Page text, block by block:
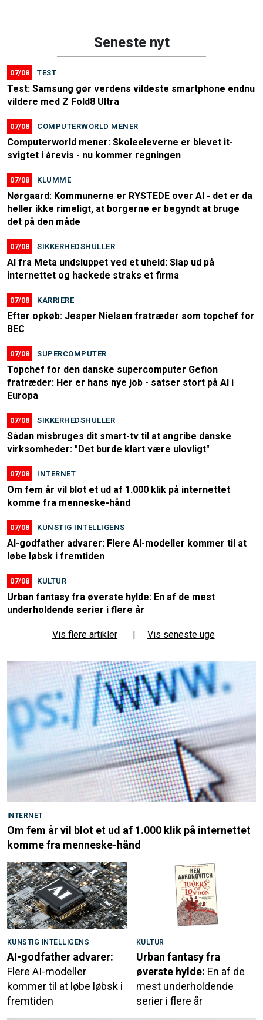
Seneste nyt
07/08 TEST
Test: Samsung gør verdens vildeste smartphone endnu
vildere med Z Fold8 Ultra
07/08 COMPUTERWORLD MENER
Computerworld mener: Skoleeleverne er blevet it-
svigtet i årevis - nu kommer regningen
07/08 KLUMME
Nørgaard: Kommunerne er RYSTEDE over AI - det er da
heller ikke rimeligt, at borgerne er begyndt at bruge
det på den måde
07/08 SIKKERHEDSHULLER
AI fra Meta undsluppet ved et uheld: Slap ud på
internettet og hackede straks et firma
07/08 KARRIERE
Efter opkøb: Jesper Nielsen fratræder som topchef for
BEC
07/08 SUPERCOMPUTER
Topchef for den danske supercomputer Gefion
fratræder: Her er hans nye job - satser stort på AI i
Europa
07/08 SIKKERHEDSHULLER
Sådan misbruges dit smart-tv til at angribe danske
virksomheder: "Det burde klart være ulovligt"
07/08 INTERNET
Om fem år vil blot et ud af 1.000 klik på internettet
komme fra menneske-hånd
07/08 KUNSTIG INTELLIGENS
AI-godfather advarer: Flere AI-modeller kommer til at
løbe løbsk i fremtiden
07/08 KULTUR
Urban fantasy fra øverste hylde: En af de mest
underholdende serier i flere år
Vis flere artikler Vis seneste uge
INTERNET
Om fem år vil blot et ud af 1.000 klik på internettet
komme fra menneske-hånd
KUNSTIG INTELLIGENS
AI-godfather advarer:
Flere AI-modeller
kommer til at løbe løbsk i
fremtiden
KULTUR
Urban fantasy fra
øverste hylde: En af de
mest underholdende
serier i flere år